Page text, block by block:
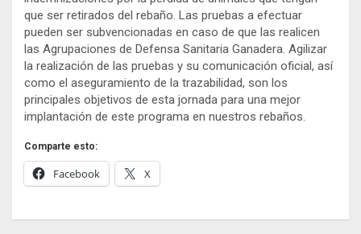
que ser retirados del rebaño. Las pruebas a efectuar
pueden ser subvencionadas en caso de que las realicen
las Agrupaciones de Defensa Sanitaria Ganadera. Agilizar
la realización de las pruebas y su comunicación oficial, así
como el aseguramiento de la trazabilidad, son los
principales objetivos de esta jornada para una mejor
implantación de este programa en nuestros rebaños.
Comparte esto:
Facebook X